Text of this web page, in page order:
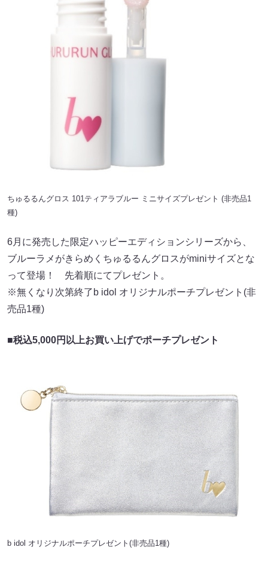
ちゅるるんグロス 101ティアラブルー ミニサイズプレゼント (非売品1
種)
6月に発売した限定ハッピーエディションシリーズから、
ブルーラメがきらめくちゅるるんグロスがminiサイズとな
って登場！ 先着順にてプレゼント。
※無くなり次第終了b idol オリジナルポーチプレゼント(非
売品1種)
■税込5,000円以上お買い上げでポーチプレゼント
b idol オリジナルポーチプレゼント(非売品1種)